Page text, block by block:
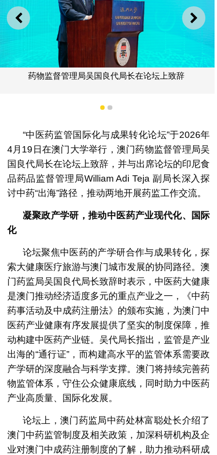
上一则 下一
药物监督管理局吴国良代局长在论坛上致辞
1 2
“中医药监管国际化与成果转化论坛”于2026年
4月19日在澳门大学举行，澳门药物监督管理局吴
国良代局长在论坛上致辞，并与出席论坛的印尼食
品药品监督管理局William Adi Teja 副局长深入探
讨中药“出海”路径，推动两地开展药监工作交流。
凝聚政产学研，推动中医药产业现代化、国际
化
论坛聚焦中医药的产学研合作与成果转化，探
索大健康医疗旅游与澳门城市发展的协同路径。澳
门药监局吴国良代局长致辞时表示，中医药大健康
是澳门推动经济适度多元的重点产业之一，《中药
药事活动及中成药注册法》的颁布实施，为澳门中
医药产业健康有序发展提供了坚实的制度保障，推
动构建中医药产业链。吴代局长指出，监管是产业
出海的“通行证”，而构建高水平的监管体系需要政
产学研的深度融合与科学支撑。澳门将持续完善药
物监管体系，守住公众健康底线，同时助力中医药
产业高质量、国际化发展。
论坛上，澳门药监局中药处林富聪处长介绍了
澳门中药监管制度及相关政策，加深科研机构及企
业对澳门中成药注册制度的了解，助力推动科研成